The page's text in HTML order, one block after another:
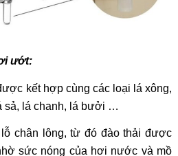
ướt:
kết hợp cùng các loại lá xông,
sả, lá chanh, lá bưởi …
chân lông, từ đó đào thải được
sức nóng của hơi nước và mồ